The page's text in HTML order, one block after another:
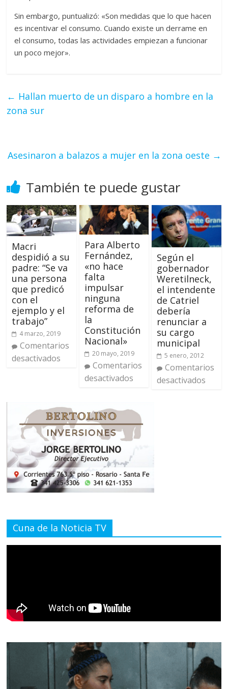
Sin embargo, puntualizó: «Son medidas que lo que hacen
es incentivar el consumo. Cuando existe un derrame en
el consumo, todas las actividades empiezan a funcionar
un poco mejor».
← Hallan muerto de un disparo a hombre en la
zona sur
Asesinaron a balazos a mujer en la zona oeste →
También te puede gustar
Macri
despidió a su
padre: “Se va
una persona
que predicó
con el
ejemplo y el
trabajo”
4 marzo, 2019
Comentarios
desactivados
Para Alberto
Fernández,
«no hace
falta
impulsar
ninguna
reforma de
la
Constitución
Nacional»
20 mayo, 2019
Comentarios
desactivados
Según el
gobernador
Weretilneck,
el intendente
de Catriel
debería
renunciar a
su cargo
municipal
5 enero, 2012
Comentarios
desactivados
Cuna de la Noticia TV